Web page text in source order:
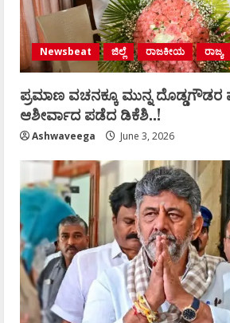
Newsbeat ಜಿಲ್ಲೆ ರಾಜಕೀಯ ರಾಜ್ಯ
ಪ್ರಮಾಣ ವಚನಕ್ಕೂ ಮುನ್ನ
ಆಶೀರ್ವಾದ ಪಡೆದ ಡಿಕೆಶಿ..!
Ashwaveega June 3, 2026